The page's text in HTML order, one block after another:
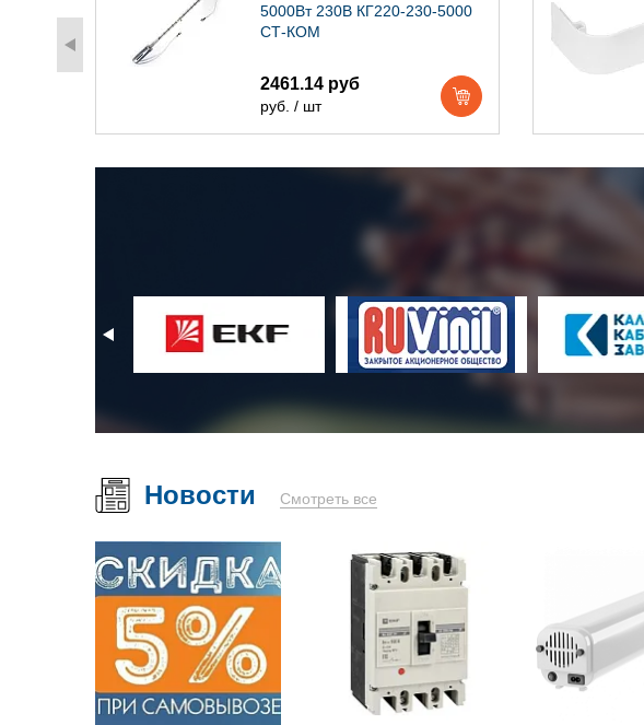
5000Вт 230В КГ220-230-5000
СТ-КОМ
2461.14 руб
руб. / шт
Новости Смотреть все